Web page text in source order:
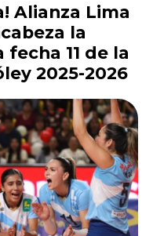
Alianza Lima
la
11 de la
2025-2026